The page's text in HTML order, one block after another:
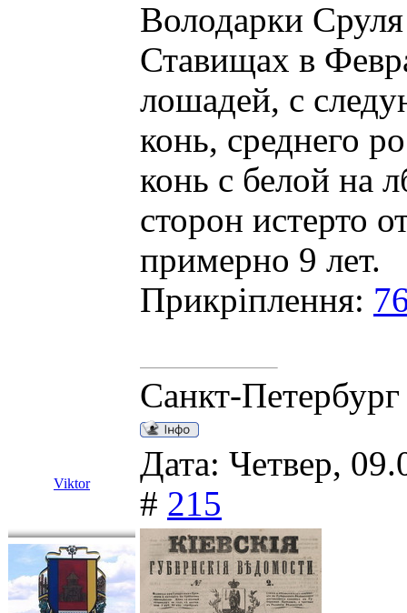
Володарки
Ставищах в
лошадей, с
конь, среднего
конь с белой на
сторон истерто
примерно 9 лет.
Прикріплення:
Санкт-Петербург
Viktor
Дата: Четвер,
# 215